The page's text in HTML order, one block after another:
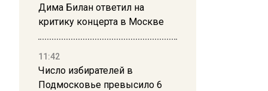
Дима Билан ответил на
критику концерта в Москве
11:42
Число избирателей в
Подмосковье превысило 6